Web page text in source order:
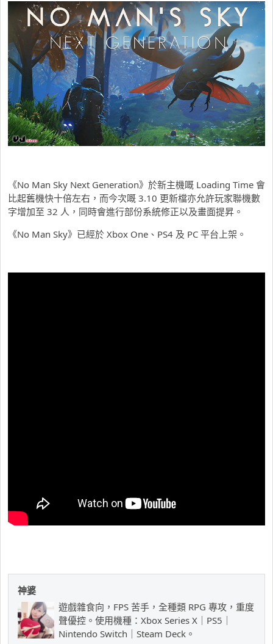
《No Man Sky Next Generation》於新主機嘅 Loading Time 會
比起舊機快十倍左右，而今次嘅 3.10 更新檔亦允許玩家聯機數
字增加至 32 人，同時會進行部份系統修正以及畫面提昇。
《No Man Sky》已經於 Xbox One、PS4 及 PC 平台上架。
神婆
遊戲雜食向，FPS 苦手，全種類 RPG 專攻，重度
聲優控。使用機種：Xbox Series X｜PS5｜
Nintendo Switch｜Steam Deck。